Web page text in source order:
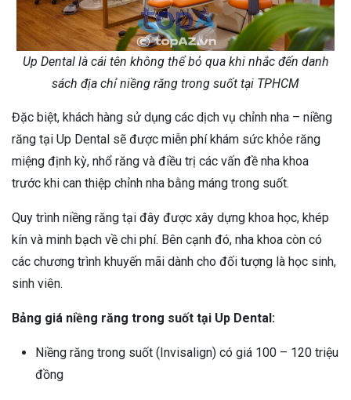
Up Dental là cái tên không thể bỏ qua khi nhắc đến danh
sách địa chỉ niềng răng trong suốt tại TPHCM
Đặc biệt, khách hàng sử dụng các dịch vụ chỉnh nha – niềng
răng tại Up Dental sẽ được miễn phí khám sức khỏe răng
miệng định kỳ, nhổ răng và điều trị các vấn đề nha khoa
trước khi can thiệp chỉnh nha bằng máng trong suốt.
Quy trình niềng răng tại đây được xây dựng khoa học, khép
kín và minh bạch về chi phí. Bên cạnh đó, nha khoa còn có
các chương trình khuyến mãi dành cho đối tượng là học sinh,
sinh viên.
Bảng giá niềng răng trong suốt tại Up Dental:
Niềng răng trong suốt (Invisalign) có giá 100 – 120 triệu
đồng